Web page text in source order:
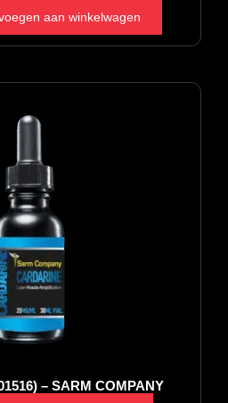
aan winkelwagen
– SARM COMPANY